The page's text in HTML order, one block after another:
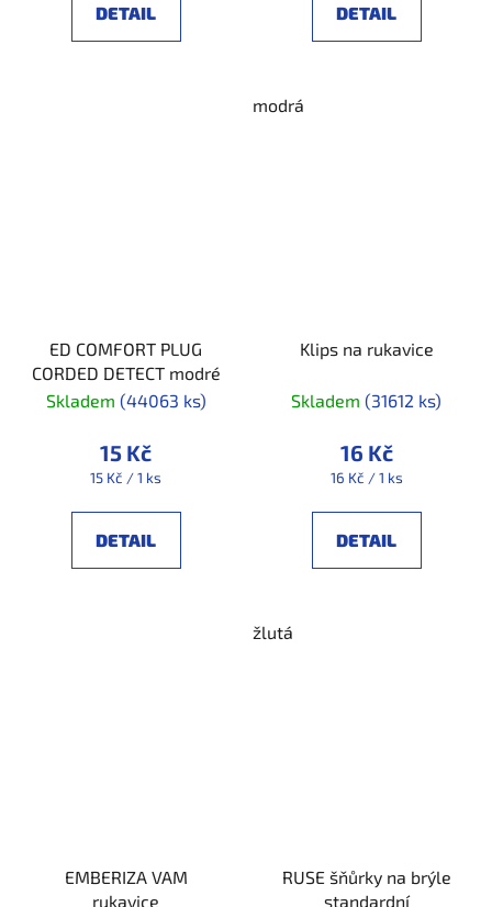
DETAIL DETAIL
modrá
ED COMFORT PLUG
CORDED DETECT modré
Skladem (44063 ks)
15 Kč
Měrná
15 Kč / 1 ks
DETAIL
Klips na rukavice
Skladem (31612 ks)
16 Kč
Měrná
16 Kč / 1 ks
DETAIL
žlutá
EMBERIZA VAM
rukavice
RUSE šňůrky na brýle
standardní